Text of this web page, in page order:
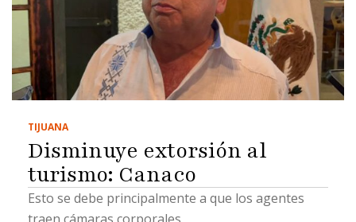
TIJUANA
Disminuye extorsión al
turismo: Canaco
Esto se debe principalmente a que los agentes